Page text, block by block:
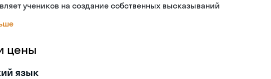
учеников на создание собственных высказываний
цены
язык